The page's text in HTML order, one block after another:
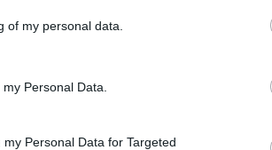
of my personal data.
Personal Data.
Personal Data for Targeted